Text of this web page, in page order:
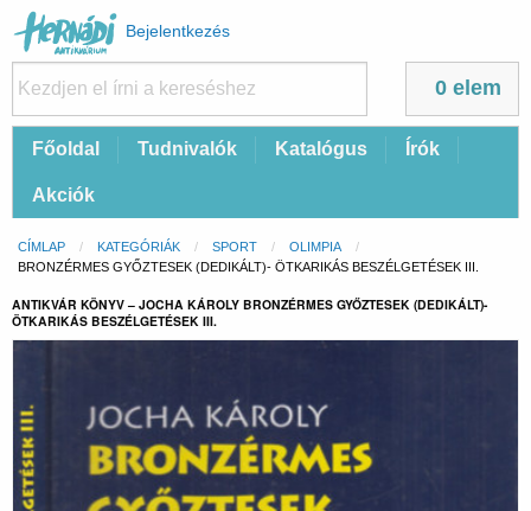
Felhasználói
fiók
menüje
Bejelentkezés
0 elem
FőFőoldal Tudnivalók Katalógus Írók
Akciók
Morzsa
CÍMLAP KATEGÓRIÁK SPORT
OLIMPIA
CURRENT:
BRONZÉRMES GYŐZTESEK (DEDIKÁLT)- ÖTKARIKÁS BESZÉLGETÉSEK III.
ANTIKVÁR KÖNYV – JOCHA KÁROLY BRONZÉRMES GYŐZTESEK (DEDIKÁLT)-
ÖTKARIKÁS BESZÉLGETÉSEK III.